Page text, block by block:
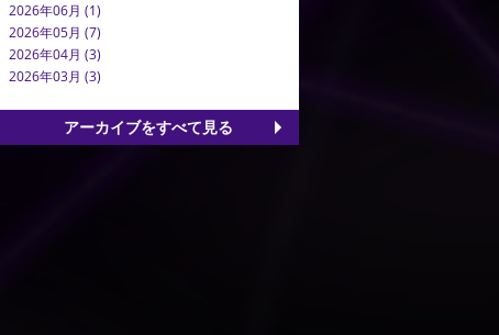
2026年06月 (1)
2026年05月 (7)
2026年04月 (3)
2026年03月 (3)
アーカイブをすべて見る